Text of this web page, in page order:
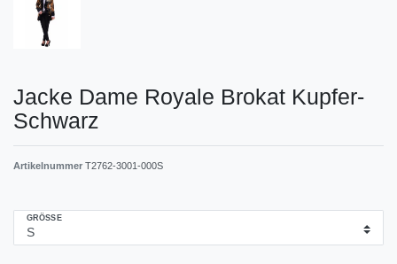
Jacke Dame Royale Brokat Kupfer-
Schwarz
Artikelnummer T2762-3001-000S
GRÖSSE